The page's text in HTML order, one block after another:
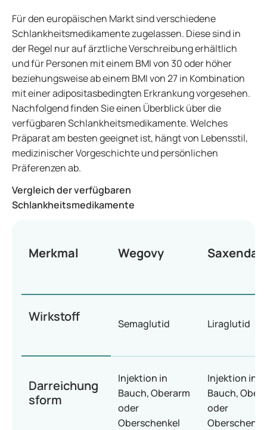
Für den europäischen Markt sind verschiedene
Schlankheitsmedikamente zugelassen. Diese sind in
der Regel nur auf ärztliche Verschreibung erhältlich
und für Personen mit einem BMI von 30 oder höher
beziehungsweise ab einem BMI von 27 in Kombination
mit einer adipositasbedingten Erkrankung vorgesehen.
Nachfolgend finden Sie einen Überblick über die
verfügbaren Schlankheitsmedikamente. Welches
Präparat am besten geeignet ist, hängt von Lebensstil,
medizinischer Vorgeschichte und persönlichen
Präferenzen ab.
Vergleich der verfügbaren
Schlankheitsmedikamente
Merkmal Wegovy Saxenda
Wirkstoff Semaglutid Liraglutid
Darreichung
sform
Injektion in
Bauch, Oberarm
oder
Oberschenkel
Injektion in
Bauch,
oder